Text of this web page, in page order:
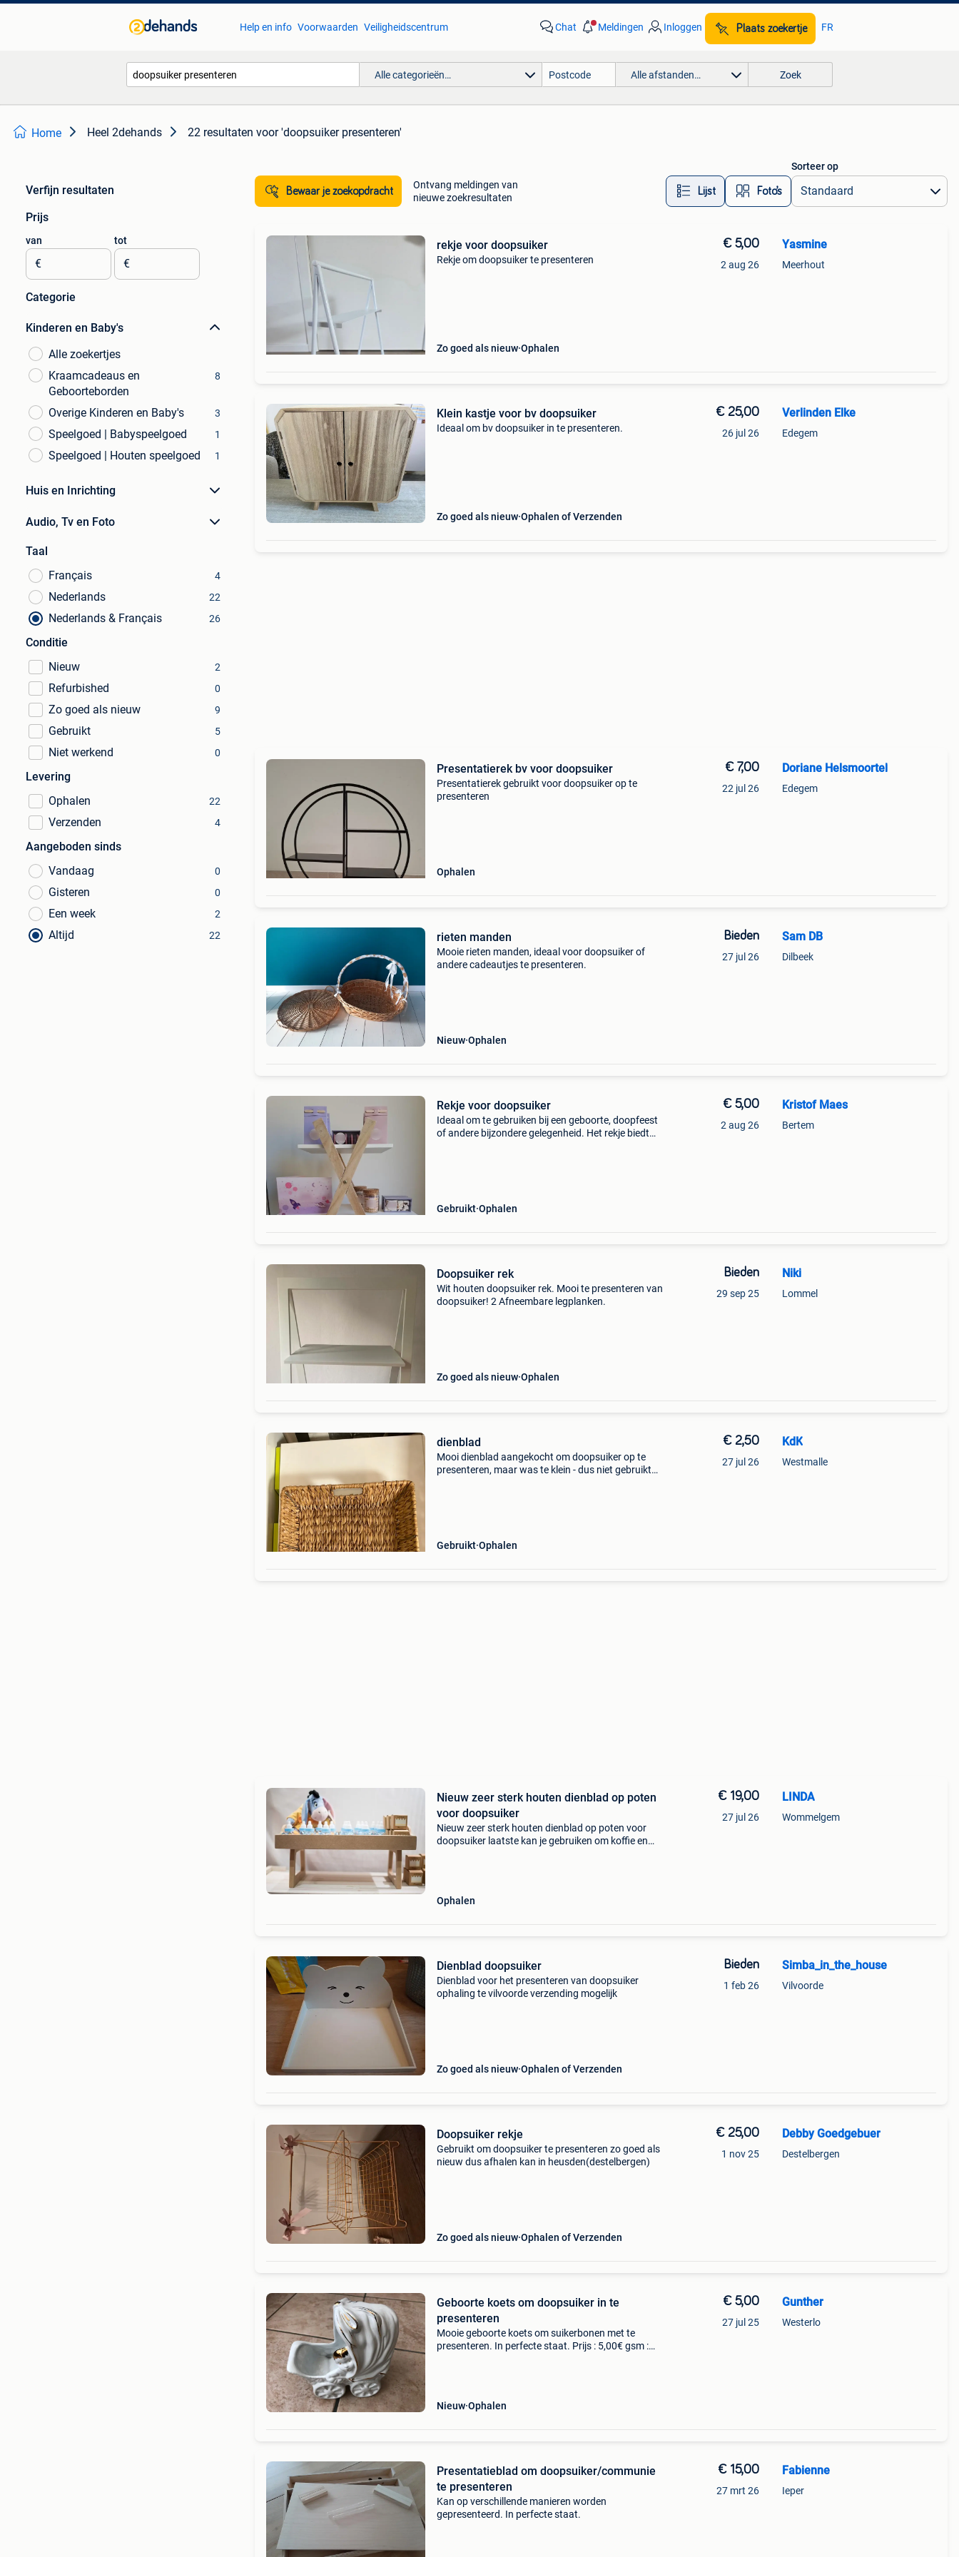
Help en info Voorwaarden Veiligheidscentrum Chat Meldingen Inloggen Plaats zoekertje FR
Alle categorieën… Alle afstanden… Zoek
Home Heel 2dehands 22 resultaten voor 'doopsuiker presenteren'
Verfijn resultaten
Prijs
van
€
tot
€
Categorie
Kinderen en Baby's
Alle zoekertjes
Kraamcadeaus en
Geboorteborden
8
Overige Kinderen en Baby's 3
Speelgoed | Babyspeelgoed 1
Speelgoed | Houten speelgoed 1
Huis en Inrichting
Audio, Tv en Foto
Taal
Français
4
Nederlands 22
Nederlands & Français 26
Conditie
Nieuw
2
Refurbished 0
Zo goed als nieuw 9
Gebruikt 5
Niet werkend 0
Levering
Ophalen
22
Verzenden 4
Aangeboden sinds
Vandaag
0
Gisteren 0
Een week 2
Altijd 22
Bewaar je zoekopdracht
Ontvang meldingen van
nieuwe zoekresultaten
Lijst Foto’s
Sorteer op
rekje voor doopsuiker
Rekje om doopsuiker te presenteren
Zo goed als nieuw Ophalen
€ 5,00
2 aug 26
Yasmine
Meerhout
Klein kastje voor bv doopsuiker
Ideaal om bv doopsuiker in te presenteren.
Zo goed als nieuw Ophalen of Verzenden
€ 25,00
26 jul 26
Verlinden Elke
Edegem
Presentatierek bv voor doopsuiker
Presentatierek gebruikt voor doopsuiker op te
presenteren
Ophalen
€ 7,00
22 jul 26
Doriane Helsmoortel
Edegem
rieten manden
Mooie rieten manden, ideaal voor doopsuiker of
andere cadeautjes te presenteren.
Nieuw Ophalen
Bieden
27 jul 26
Sam DB
Dilbeek
Rekje voor doopsuiker
Ideaal om te gebruiken bij een geboorte, doopfeest
of andere bijzondere gelegenheid. Het rekje biedt
Gebruikt Ophalen
€ 5,00
2 aug 26
Kristof Maes
Bertem
Doopsuiker rek
Wit houten doopsuiker rek. Mooi te presenteren van
doopsuiker! 2 Afneembare legplanken.
Zo goed als nieuw Ophalen
Bieden
29 sep 25
Niki
Lommel
dienblad
Mooi dienblad aangekocht om doopsuiker op te
presenteren, maar was te klein - dus niet gebruikt
Gebruikt Ophalen
€ 2,50
27 jul 26
KdK
Westmalle
Nieuw zeer sterk houten dienblad op poten
voor doopsuiker
Nieuw zeer sterk houten dienblad op poten voor
doopsuiker laatste kan je gebruiken om koffie en
Ophalen
€ 19,00
27 jul 26
LINDA
Wommelgem
Dienblad doopsuiker
Dienblad voor het presenteren van doopsuiker
ophaling te vilvoorde verzending mogelijk
Zo goed als nieuw Ophalen of Verzenden
Bieden
1 feb 26
Simba_in_the_house
Vilvoorde
Doopsuiker rekje
Gebruikt om doopsuiker te presenteren zo goed als
nieuw dus afhalen kan in heusden(destelbergen)
Zo goed als nieuw Ophalen of Verzenden
€ 25,00
1 nov 25
Debby Goedgebuer
Destelbergen
Geboorte koets om doopsuiker in te
presenteren
Mooie geboorte koets om suikerbonen met te
presenteren. In perfecte staat. Prijs : 5,00€ gsm :
Nieuw Ophalen
€ 5,00
27 jul 25
Gunther
Westerlo
Presentatieblad om doopsuiker/communie
te presenteren
Kan op verschillende manieren worden
gepresenteerd. In perfecte staat.
€ 15,00
27 mrt 26
Fabienne
Ieper